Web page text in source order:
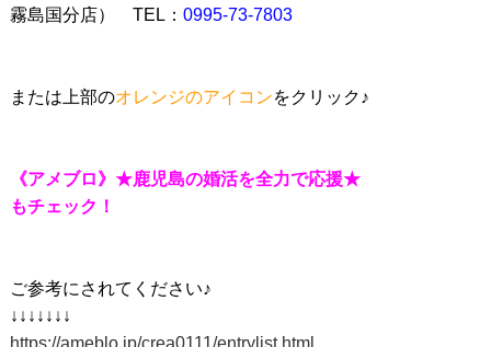
霧島国分店） TEL： 0995-73-7803
または上部のオレンジのアイコンをクリック♪
《アメブロ》★鹿児島の婚活を全力で応援★
もチェック！
ご参考にされてください♪
↓↓↓↓↓↓↓